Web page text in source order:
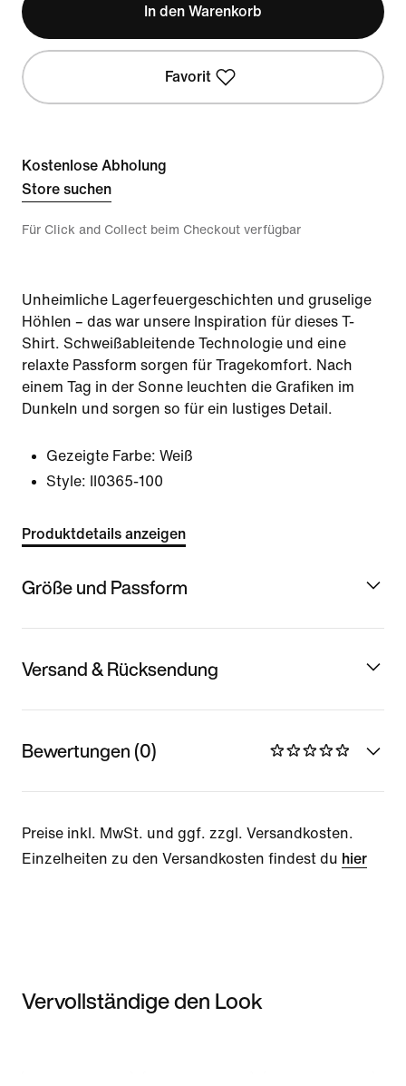
In den Warenkorb
Favorit
Kostenlose Abholung
Store suchen
Für Click and Collect beim Checkout verfügbar
Unheimliche Lagerfeuergeschichten und gruselige
Höhlen – das war unsere Inspiration für dieses T-
Shirt. Schweißableitende Technologie und eine
relaxte Passform sorgen für Tragekomfort. Nach
einem Tag in der Sonne leuchten die Grafiken im
Dunkeln und sorgen so für ein lustiges Detail.
Gezeigte Farbe: Weiß
Style:
II0365-100
Produktdetails anzeigen
Größe und Passform
Versand & Rücksendung
Bewertungen (0)
Preise inkl. MwSt. und ggf. zzgl. Versandkosten.
Einzelheiten zu den Versandkosten findest du hier
Vervollständige den Look